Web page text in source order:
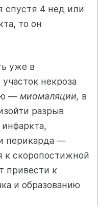
спустя 4 нед или
то он
уже в
некроза
— миомаляции, в
разрыв
перикарда —
к скоропостижной
привести к
и образованию